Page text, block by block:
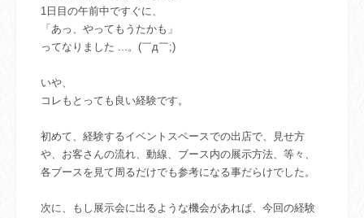
1日目の午前中ですぐに、
「あっ、やってもうたかも」
ってなりました ...。(￣д￣;)
いや、
コレもとっても良い経験です。
初めて、経験するイベントスペースでの出店で、見せ方
や、お客さんの流れ、動線、ブース内の展示方法、等々、
各ブースを見て周るだけでも参考になる事だらけでした。
次に、もし展示会に出るような機会があれば、今回の経験